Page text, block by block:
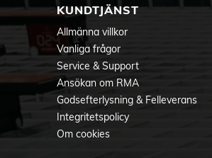
KUNDTJÄNST
Allmänna villkor
Vanliga frågor
Service & Support
Ansökan om RMA
Godsefterlysning & Felleverans
Integritetspolicy
Om cookies